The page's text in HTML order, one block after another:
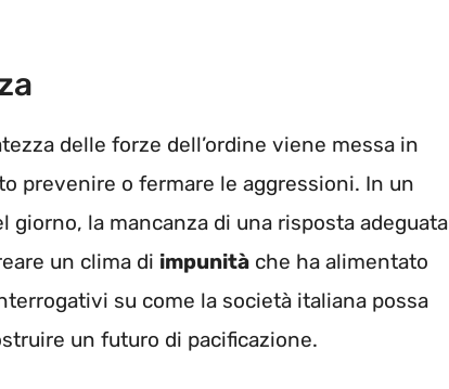
delle forze dell’ordine viene messa in
prevenire o fermare le aggressioni. In un
giorno, la mancanza di una risposta adeguata
un clima di impunità che ha alimentato
su come la società italiana possa
un futuro di pacificazione.